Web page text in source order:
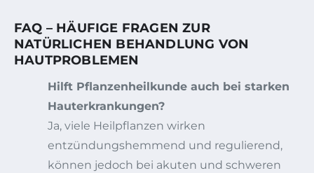
FAQ – HÄUFIGE FRAGEN ZUR
NATÜRLICHEN BEHANDLUNG VON
HAUTPROBLEMEN
Hilft Pflanzenheilkunde auch bei starken
Hauterkrankungen?
Ja, viele Heilpflanzen wirken
entzündungshemmend und regulierend,
können jedoch bei akuten und schweren